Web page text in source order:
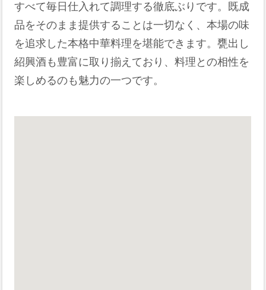
すべて毎日仕入れて調理する徹底ぶりです。既成
品をそのまま提供することは一切なく、本場の味
を追求した本格中華料理を堪能できます。甕出し
紹興酒も豊富に取り揃えており、料理との相性を
楽しめるのも魅力の一つです。